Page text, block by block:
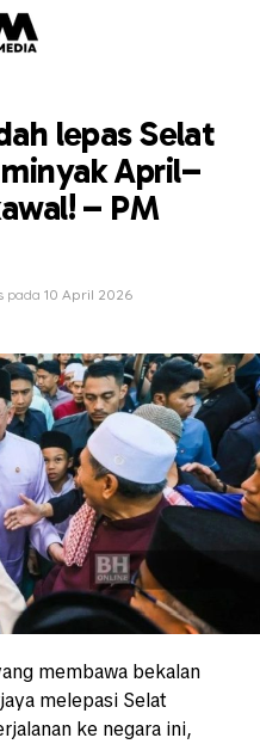
lepas Selat
April–
– PM
pada 10 April 2026
membawa bekalan
melepasi Selat
ke negara ini,